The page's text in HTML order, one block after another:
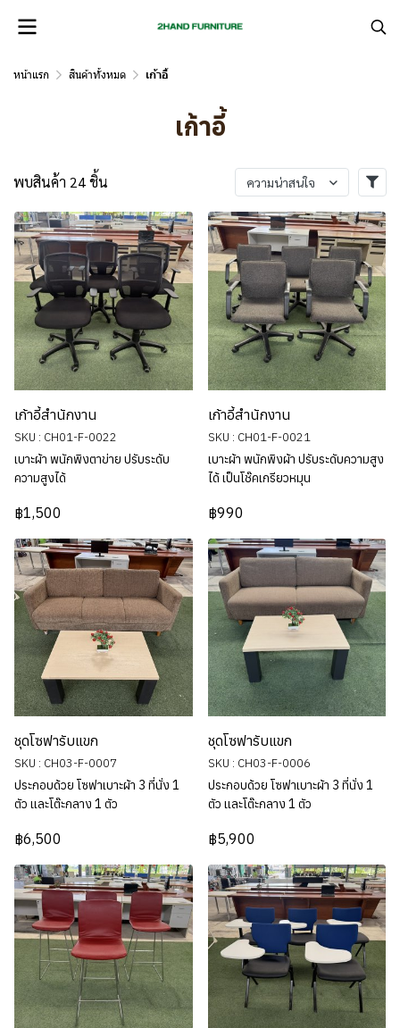
หน้าแรก สินค้าทั้งหมด เก้าอี้
เก้าอี้
พบสินค้า 24 ชิ้น ความน่าสนใจ
เก้าอี้สำนักงาน
SKU : CH01-F-0022
เบาะผ้า พนักพิงตาข่าย ปรับระดับ
ความสูงได้
฿1,500
เก้าอี้สำนักงาน
SKU : CH01-F-0021
เบาะผ้า พนักพิงผ้า ปรับระดับความสูง
ได้ เป็นโช๊คเกรียวหมุน
฿990
ชุดโซฟารับแขก
SKU : CH03-F-0007
ประกอบด้วย โซฟาเบาะผ้า 3 ที่นั่ง 1
ตัว และโต๊ะกลาง 1 ตัว
฿6,500
ชุดโซฟารับแขก
SKU : CH03-F-0006
ประกอบด้วย โซฟาเบาะผ้า 3 ที่นั่ง 1
ตัว และโต๊ะกลาง 1 ตัว
฿5,900